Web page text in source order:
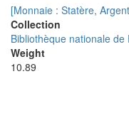
[Monnaie : Statère,
Collection
Bibliothèque nationale de
Weight
10.89